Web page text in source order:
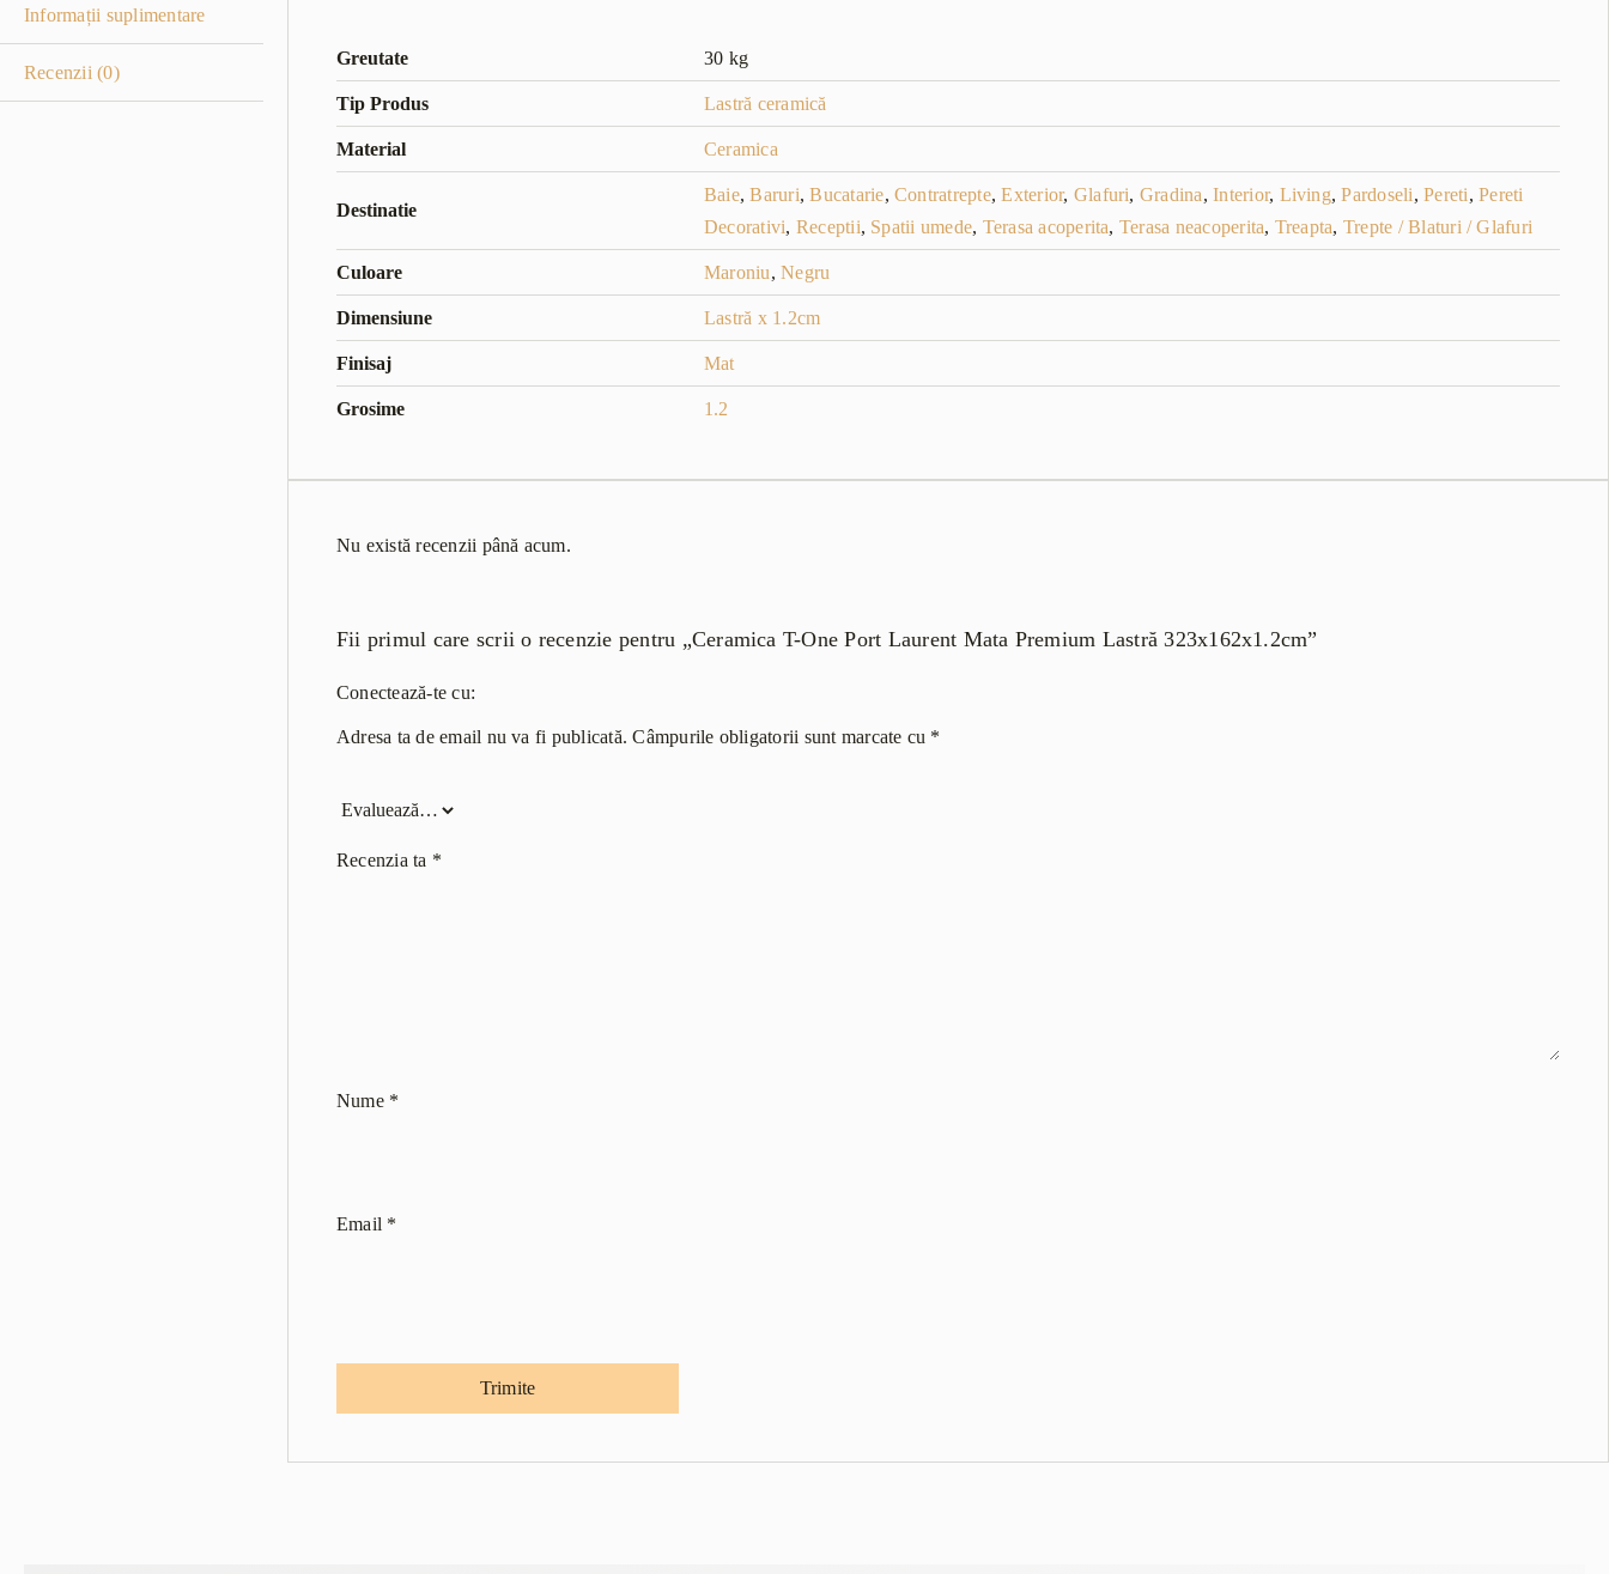
Informații suplimentare
Recenzii (0)
Greutate 30 kg
Tip Produs Lastră ceramică
Material Ceramica
Destinatie
Baie,Baruri,Bucatarie, Contratrepte,Exterior, Glafuri, Gradina,Interior, Living,Pardoseli,Pereti,Pereti
Decorativi, Receptii, Spatii umede, Terasa acoperita, Terasa neacoperita, Treapta, Trepte / Blaturi / Glafuri
Culoare Maroniu,Negru
Dimensiune Lastră x 1.2cm
Finisaj Mat
Grosime 1.2
Nu există recenzii până acum.
Fii primul care scrii o recenzie pentru „Ceramica T-One Port Laurent Mata Premium Lastră 323x162x1.2cm”
Conectează-te cu:
Adresa ta de email nu va fi publicată. Câmpurile obligatorii sunt marcate cu *
Recenzia ta *
Nume *
Email *